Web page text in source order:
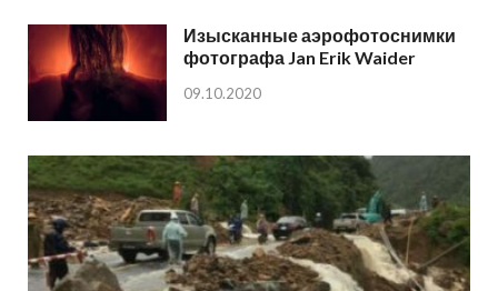
Изысканные аэрофотоснимки
фотографа Jan Erik Waider
09.10.2020